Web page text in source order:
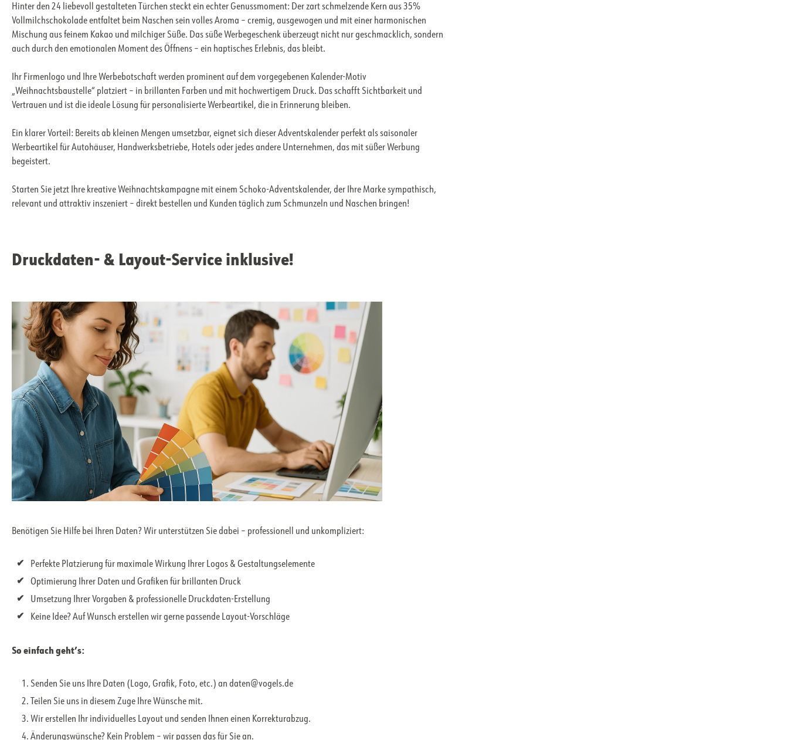
Hinter den 24 liebevoll gestalteten Türchen steckt ein echter Genussmoment: Der zart schmelzende Kern aus 35%
Vollmilchschokolade entfaltet beim Naschen sein volles Aroma – cremig, ausgewogen und mit einer harmonischen
Mischung aus feinem Kakao und milchiger Süße. Das süße Werbegeschenk überzeugt nicht nur geschmacklich, sondern
auch durch den emotionalen Moment des Öffnens – ein haptisches Erlebnis, das bleibt.
Ihr Firmenlogo und Ihre Werbebotschaft werden prominent auf dem vorgegebenen Kalender-Motiv
„Weihnachtsbaustelle“ platziert – in brillanten Farben und mit hochwertigem Druck. Das schafft Sichtbarkeit und
Vertrauen und ist die ideale Lösung für personalisierte Werbeartikel, die in Erinnerung bleiben.
Ein klarer Vorteil: Bereits ab kleinen Mengen umsetzbar, eignet sich dieser Adventskalender perfekt als saisonaler
Werbeartikel für Autohäuser, Handwerksbetriebe, Hotels oder jedes andere Unternehmen, das mit süßer Werbung
begeistert.
Starten Sie jetzt Ihre kreative Weihnachtskampagne mit einem Schoko-Adventskalender, der Ihre Marke sympathisch,
relevant und attraktiv inszeniert – direkt bestellen und Kunden täglich zum Schmunzeln und Naschen bringen!
Druckdaten- & Layout-Service inklusive!
Benötigen Sie Hilfe bei Ihren Daten? Wir unterstützen Sie dabei – professionell und unkompliziert:
Perfekte Platzierung für maximale Wirkung Ihrer Logos & Gestaltungselemente
Optimierung Ihrer Daten und Grafiken für brillanten Druck
Umsetzung Ihrer Vorgaben & professionelle Druckdaten-Erstellung
Keine Idee? Auf Wunsch erstellen wir gerne passende Layout-Vorschläge
So einfach geht’s:
Senden Sie uns Ihre Daten (Logo, Grafik, Foto, etc.) an daten@vogels.de
Teilen Sie uns in diesem Zuge Ihre Wünsche mit.
Wir erstellen Ihr individuelles Layout und senden Ihnen einen Korrekturabzug.
Änderungswünsche? Kein Problem – wir passen das für Sie an.